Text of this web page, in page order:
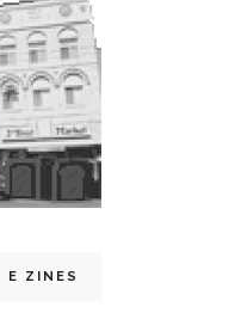
E ZINES